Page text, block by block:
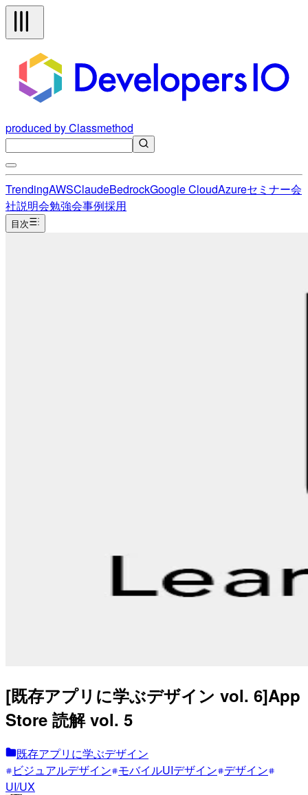
produced by Classmethod
TrendingAWSClaudeBedrockGoogle CloudAzureセミナー会
社説明会勉強会事例採用
目次
[既存アプリに学ぶデザイン vol. 6]App
Store 読解 vol. 5
既存アプリに学ぶデザイン
ビジュアルデザイン モバイルUIデザイン デザイン
UI/UX